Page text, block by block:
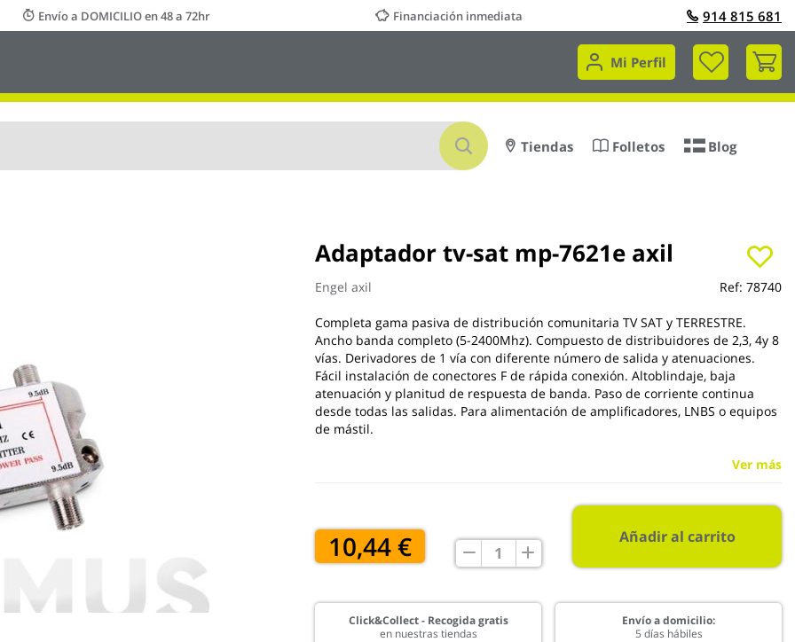
Envío a DOMICILIO en 48 a 72hr Financiación inmediata 914 815 681
Mi Perfil
Mi
Buscar
Tiendas Folletos Blog
Adaptador tv-sat mp-7621e axil
Engel axil Ref: 78740
Completa gama pasiva de distribución comunitaria TV SAT y TERRESTRE.
Ancho banda completo (5-2400Mhz). Compuesto de distribuidores de 2,3, 4y 8
vías. Derivadores de 1 vía con diferente número de salida y atenuaciones.
Fácil instalación de conectores F de rápida conexión. Altoblindaje, baja
atenuación y planitud de respuesta de banda. Paso de corriente continua
desde todas las salidas. Para alimentación de amplificadores, LNBS o equipos
de mástil.
Ver más
10,44 € Añadir al carrito
Click&Collect - Recogida gratis
en nuestras tiendas
Envío a domicilio:
5 días hábiles